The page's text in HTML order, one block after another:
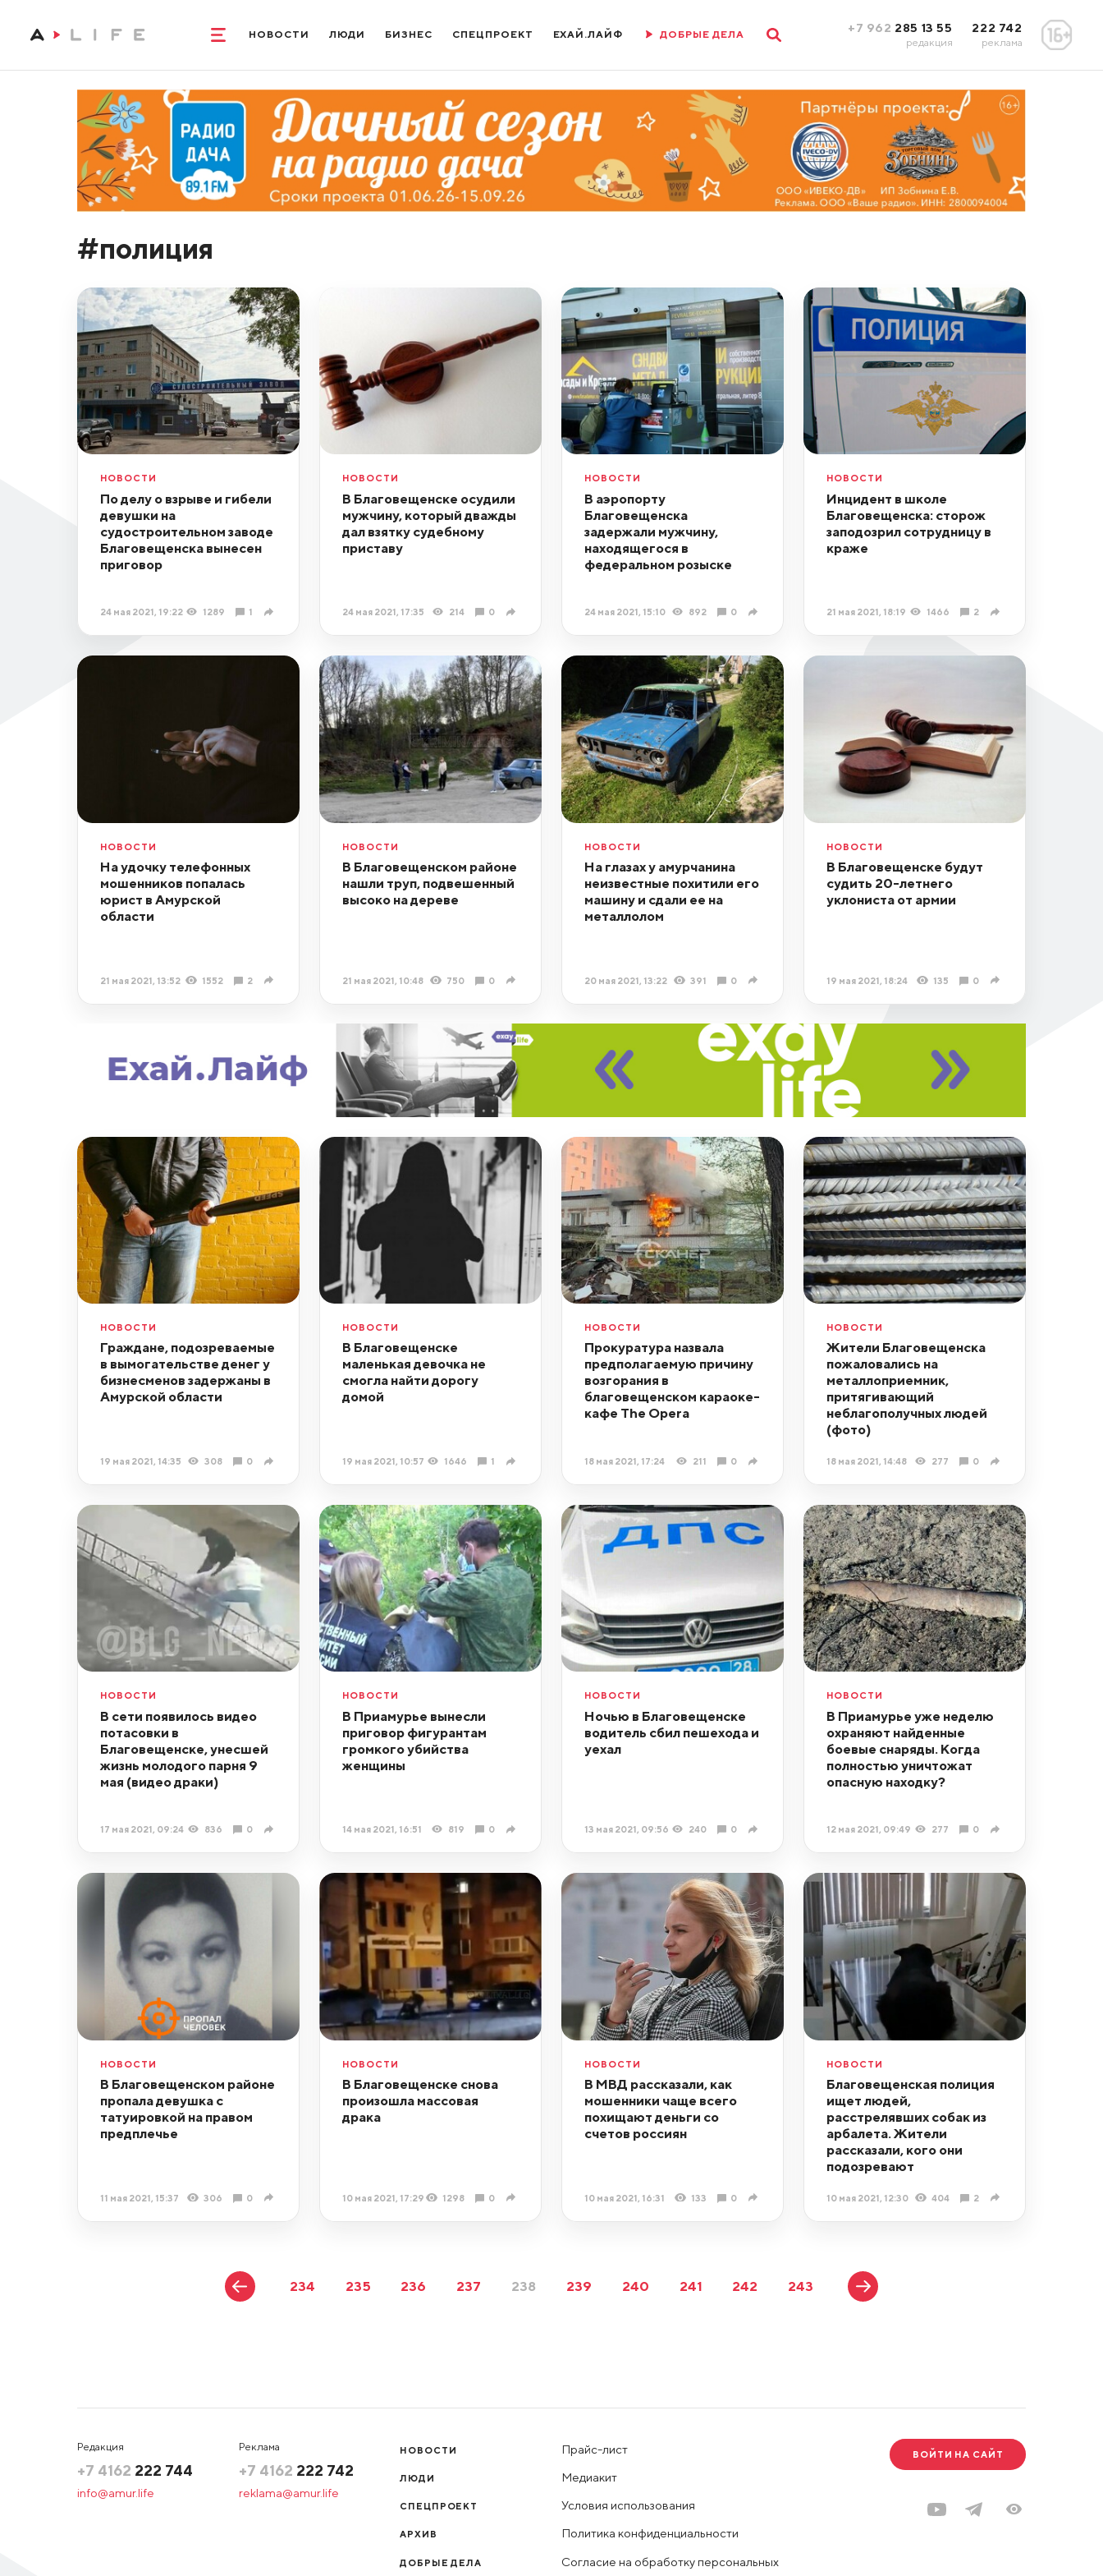
НОВОСТИ ЛЮДИ БИЗНЕС СПЕЦПРОЕКТ ЕХАЙ.ЛАЙФ ДОБРЫЕ ДЕЛА +7 962 285 13 55
редакция
222 742
реклама
#полиция
НОВОСТИ
По делу о взрыве и гибели
девушки на
судостроительном заводе
Благовещенска вынесен
приговор
24 мая 2021, 19:22 1289 1
НОВОСТИ
В Благовещенске осудили
мужчину, который дважды
дал взятку судебному
приставу
24 мая 2021, 17:35 214 0
НОВОСТИ
В аэропорту
Благовещенска
задержали мужчину,
находящегося в
федеральном розыске
24 мая 2021, 15:10 892 0
НОВОСТИ
Инцидент в школе
Благовещенска: сторож
заподозрил сотрудницу в
краже
21 мая 2021, 18:19 1466 2
НОВОСТИ
На удочку телефонных
мошенников попалась
юрист в Амурской
области
21 мая 2021, 13:52 1552 2
НОВОСТИ
В Благовещенском районе
нашли труп, подвешенный
высоко на дереве
21 мая 2021, 10:48 750 0
НОВОСТИ
На глазах у амурчанина
неизвестные похитили его
машину и сдали ее на
металлолом
20 мая 2021, 13:22 391 0
НОВОСТИ
В Благовещенске будут
судить 20-летнего
уклониста от армии
19 мая 2021, 18:24 135 0
НОВОСТИ
Граждане, подозреваемые
в вымогательстве денег у
бизнесменов задержаны в
Амурской области
19 мая 2021, 14:35 308 0
НОВОСТИ
В Благовещенске
маленькая девочка не
смогла найти дорогу
домой
19 мая 2021, 10:57 1646 1
НОВОСТИ
Прокуратура назвала
предполагаемую причину
возгорания в
благовещенском караоке-
кафе The Opera
18 мая 2021, 17:24 211 0
НОВОСТИ
Жители Благовещенска
пожаловались на
металлоприемник,
притягивающий
неблагополучных людей
(фото)
18 мая 2021, 14:48 277 0
НОВОСТИ
В сети появилось видео
потасовки в
Благовещенске, унесшей
жизнь молодого парня 9
мая (видео драки)
17 мая 2021, 09:24 836 0
НОВОСТИ
В Приамурье вынесли
приговор фигурантам
громкого убийства
женщины
14 мая 2021, 16:51 819 0
НОВОСТИ
Ночью в Благовещенске
водитель сбил пешехода и
уехал
13 мая 2021, 09:56 240 0
НОВОСТИ
В Приамурье уже неделю
охраняют найденные
боевые снаряды. Когда
полностью уничтожат
опасную находку?
12 мая 2021, 09:49 277 0
НОВОСТИ
В Благовещенском районе
пропала девушка с
татуировкой на правом
предплечье
11 мая 2021, 15:37 306 0
НОВОСТИ
В Благовещенске снова
произошла массовая
драка
10 мая 2021, 17:29 1298 0
НОВОСТИ
В МВД рассказали, как
мошенники чаще всего
похищают деньги со
счетов россиян
10 мая 2021, 16:31 133 0
НОВОСТИ
Благовещенская полиция
ищет людей,
расстрелявших собак из
арбалета. Жители
рассказали, кого они
подозревают
10 мая 2021, 12:30 404 2
234 235 236 237 238 239 240 241 242 243
Редакция
+7 4162 222 744
info@amur.life
Реклама
+7 4162 222 742
reklama@amur.life
НОВОСТИ
ЛЮДИ
СПЕЦПРОЕКТ
АРХИВ
ДОБРЫЕ ДЕЛА
Прайс-лист
Медиакит
Условия использования
Политика конфиденциальности
Согласие на обработку персональных
ВОЙТИ НА САЙТ